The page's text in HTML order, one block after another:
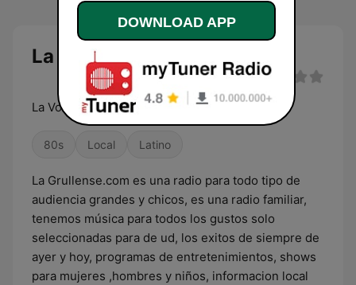
La Grullense live
La Voz del Valle desde El Grullo JALISCO
80s Local Latino
La Grullense.com es una radio para todo tipo de
audiencia grandes y chicos, es una radio familiar,
tenemos música para todos los gustos solo
seleccionadas para de ud, los exitos de siempre de
ayer y hoy, programas de entretenimientos, shows
para mujeres ,hombres y niños, informacion local
DOWNLOAD APP